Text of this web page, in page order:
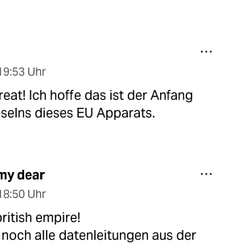
Uhr
Ich hoffe das ist der Anfang
dieses EU Apparats.
dear
Uhr
empire!
alle datenleitungen aus der